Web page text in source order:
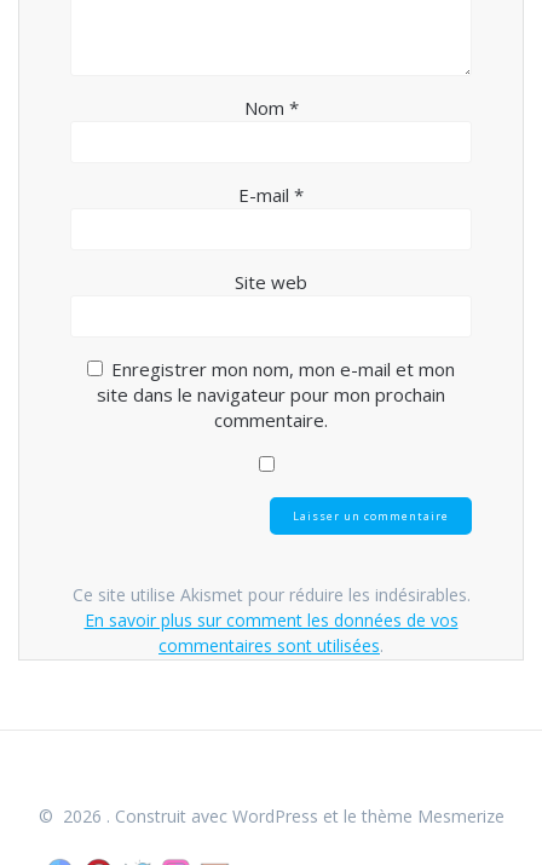
Nom *
E-mail *
Site web
Enregistrer mon nom, mon e-mail et mon
site dans le navigateur pour mon prochain
commentaire.
Ce site utilise Akismet pour réduire les indésirables.
En savoir plus sur comment les données de vos
commentaires sont utilisées.
© 2026 . Construit avec WordPress et le thème Mesmerize